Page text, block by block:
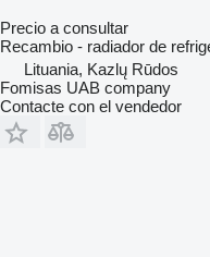
Precio a consultar
Recambio - radiador de
Lituania, Kazlų Rūdos
Fomisas UAB company
Contacte con el vendedor